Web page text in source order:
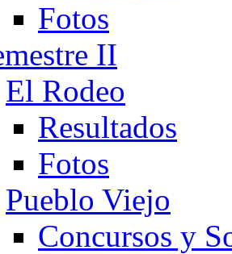
Fotos
II
El Rodeo
Resultados
Fotos
Pueblo Viejo
Concursos y